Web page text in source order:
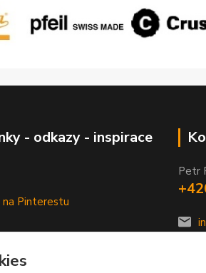
- odkazy - inspirace
na Pinterestu
Petr